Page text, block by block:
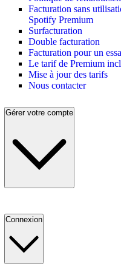
Facturation sans
Spotify Premium
Surfacturation
Double facturation
Facturation pour un
Le tarif de Premium
Mise à jour des tarifs
Nous contacter
Gérer votre compte
Connexion